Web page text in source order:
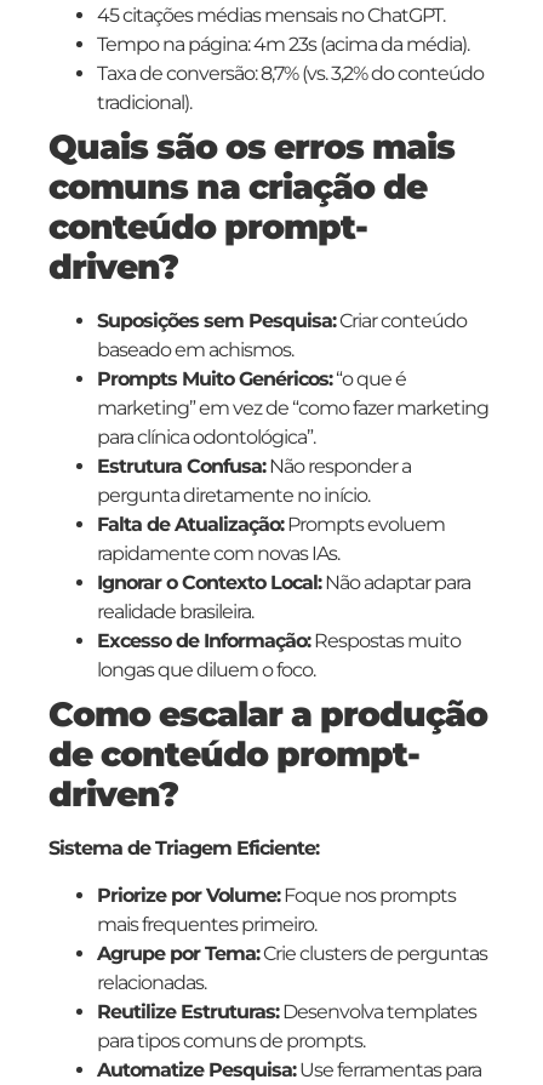
45 citações médias mensais no ChatGPT.
Tempo na página: 4m 23s (acima da média).
Taxa de conversão: 8,7% (vs. 3,2% do conteúdo
tradicional).
Quais são os erros mais
comuns na criação de
conteúdo prompt-
driven?
Suposições sem Pesquisa:Criar conteúdo
baseado em achismos.
Prompts Muito Genéricos:“o que é
marketing” em vez de “como fazer marketing
para clínica odontológica”.
Estrutura Confusa:Não responder a
pergunta diretamente no início.
Falta de Atualização:Prompts evoluem
rapidamente com novas IAs.
Ignorar o Contexto Local:Não adaptar para
realidade brasileira.
Excesso de Informação:Respostas muito
longas que diluem o foco.
Como escalar a produção
de conteúdo prompt-
driven?
Sistema de Triagem Eficiente:
Priorize por Volume:Foque nos prompts
mais frequentes primeiro.
Agrupe por Tema:Crie clusters de perguntas
relacionadas.
Reutilize Estruturas:Desenvolva templates
para tipos comuns de prompts.
Automatize Pesquisa:Use ferramentas para